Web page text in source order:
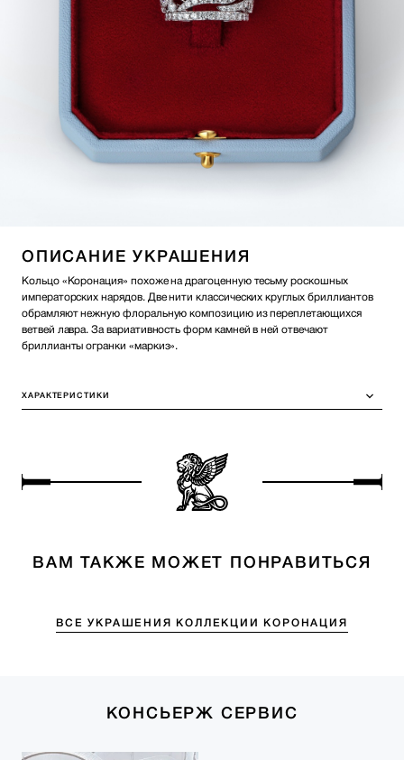
ОПИСАНИЕ УКРАШЕНИЯ
Кольцо «Коронация» похоже на драгоценную тесьму роскошных
императорских нарядов. Две нити классических круглых бриллиантов
обрамляют нежную флоральную композицию из переплетающихся
ветвей лавра. За вариативность форм камней в ней отвечают
бриллианты огранки «маркиз».
ХАРАКТЕРИСТИКИ
ВАМ ТАКЖЕ МОЖЕТ ПОНРАВИТЬСЯ
ВСЕ УКРАШЕНИЯ КОЛЛЕКЦИИ КОРОНАЦИЯ
КОНСЬЕРЖ СЕРВИС